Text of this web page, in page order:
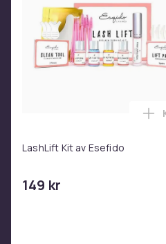
Artikel.nr.
8ce7d59c-4359-531d-90fb-
LashLift Kit av Esefido
149 kr